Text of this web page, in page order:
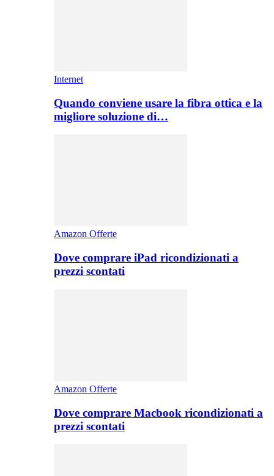
Internet
Quando conviene usare la fibra ottica e la
migliore soluzione di…
Amazon Offerte
Dove comprare iPad ricondizionati a
prezzi scontati
Amazon Offerte
Dove comprare Macbook ricondizionati a
prezzi scontati